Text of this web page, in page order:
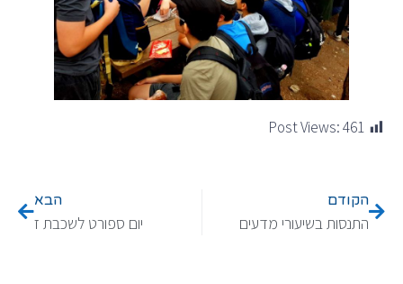
Post Views: 461
הקודם
התנסות בשיעורי מדעים
הבא
יום ספורט לשכבת ז